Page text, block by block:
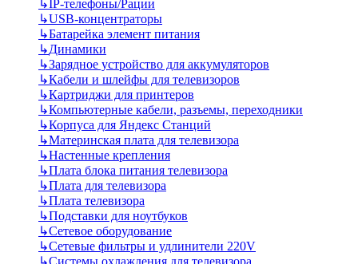
↳IP‑телефоны/Рации
↳USB-концентраторы
↳Батарейка элемент питания
↳Динамики
↳Зарядное устройство для аккумуляторов
↳Кабели и шлейфы для телевизоров
↳Картриджи для принтеров
↳Компьютерные кабели, разъемы, переходники
↳Корпуса для Яндекс Станций
↳Материнская плата для телевизора
↳Настенные крепления
↳Плата блока питания телевизора
↳Плата для телевизора
↳Плата телевизора
↳Подставки для ноутбуков
↳Сетевое оборудование
↳Сетевые фильтры и удлинители 220V
↳Системы охлаждения для телевизора